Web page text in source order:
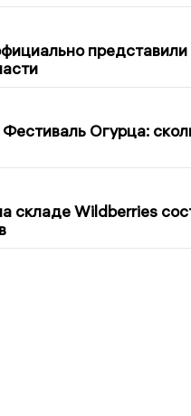
Огурца:
складе Wildberries